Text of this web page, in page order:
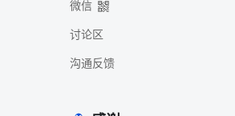
微信
讨论区
沟通反馈